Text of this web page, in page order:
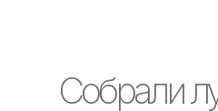
Собрали